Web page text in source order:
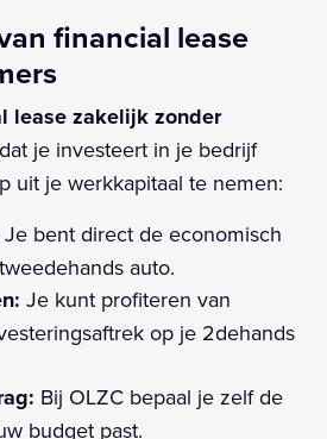
financial lease
lease zakelijk zonder
je investeert in je bedrijf
uit je werkkapitaal te nemen:
Je bent direct de economisch
auto.
Je kunt profiteren van
op je 2dehands
Bij OLZC bepaal je zelf de
budget past.